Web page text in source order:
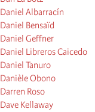
Daniel Albarracín
Daniel Bensaïd
Daniel Geffner
Daniel Libreros Caicedo
Daniel Tanuro
Danièle Obono
Darren Roso
Dave Kellaway